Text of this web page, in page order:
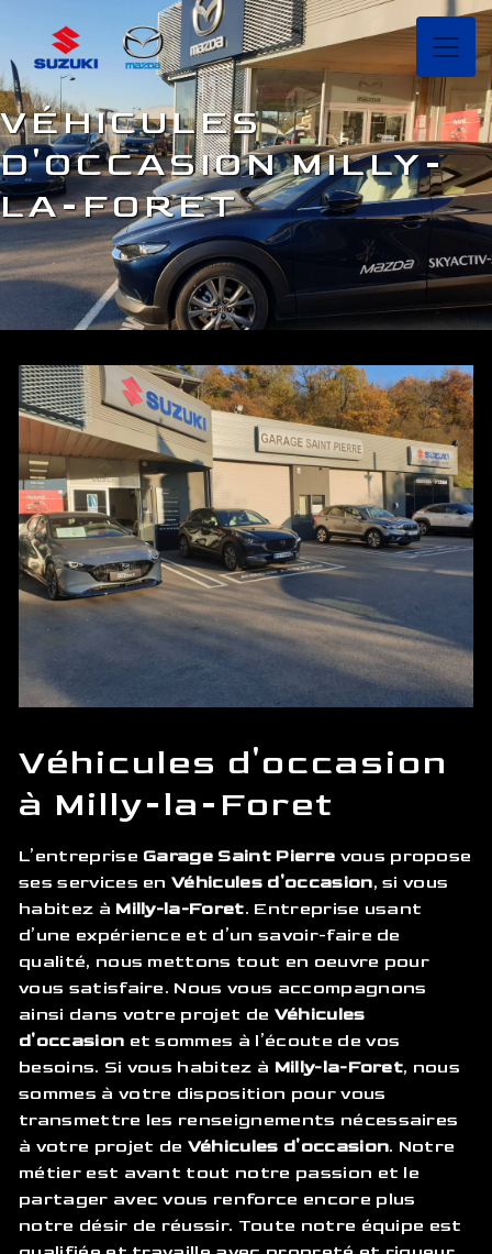
Panneau de gestion des cookies
VÉHICULES
D'OCCASION MILLY-
LA-FORET
Véhicules d'occasion
à Milly-la-Foret
L’entreprise Garage Saint Pierre vous propose
ses services enVéhicules d'occasion, si vous
habitez àMilly-la-Foret. Entreprise usant
d’une expérience et d’un savoir-faire de
qualité, nous mettons tout en oeuvre pour
vous satisfaire. Nous vous accompagnons
ainsi dans votre projet de Véhicules
d'occasion et sommes à l’écoute de vos
besoins. Si vous habitez à Milly-la-Foret, nous
sommes à votre disposition pour vous
transmettre les renseignements nécessaires
à votre projet de Véhicules d'occasion. Notre
métier est avant tout notre passion et le
partager avec vous renforce encore plus
notre désir de réussir. Toute notre équipe est